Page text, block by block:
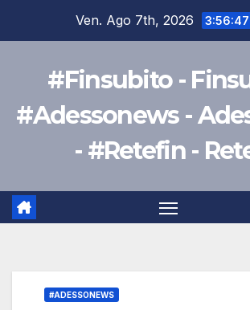
Ven. Ago 7th, 2026 3:56:49
#Finsubito -
#Adessonews -
- #Retefin -
#ADESSONEWS